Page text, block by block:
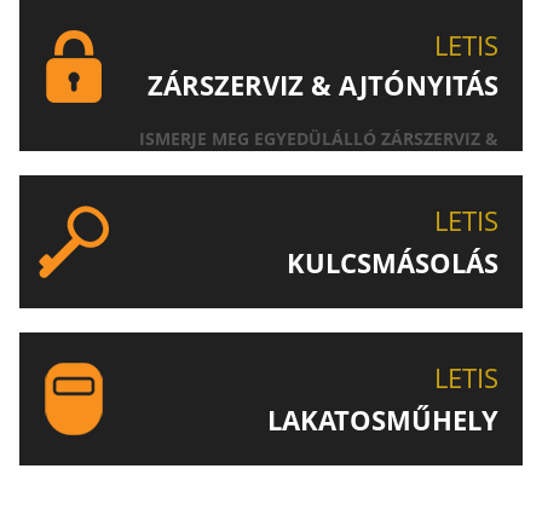
LETIS
ZÁRSZERVIZ & AJTÓNYITÁS
ISMERJE MEG EGYEDÜLÁLLÓ ZÁRSZERVIZ &
LETIS
KULCSMÁSOLÁS
LETIS
LAKATOSMŰHELY